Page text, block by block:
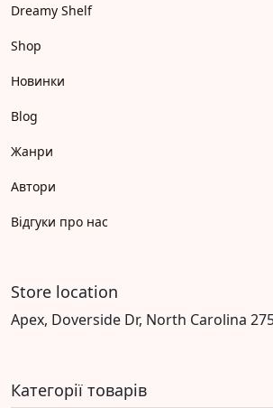
Dreamy Shelf
Shop
Новинки
Blog
Жанри
Автори
Відгуки про нас
Store location
Apex, Doverside Dr, North Carolina
Категорії товарів